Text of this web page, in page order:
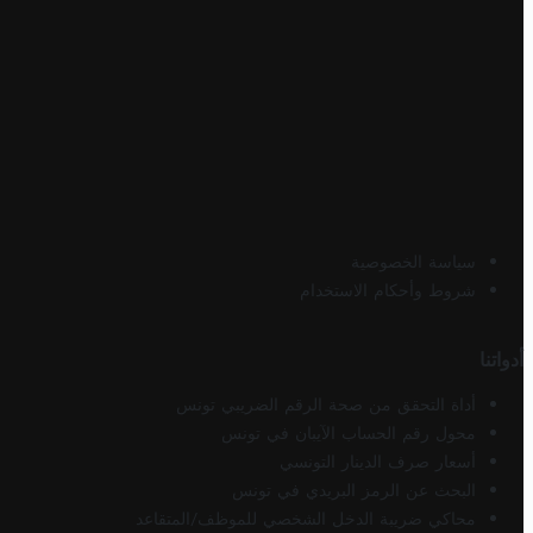
سياسة الخصوصية
شروط وأحكام الاستخدام
أدواتنا
أداة التحقق من صحة الرقم الضريبي تونس
محول رقم الحساب الآيبان في تونس
أسعار صرف الدينار التونسي
البحث عن الرمز البريدي في تونس
محاكي ضريبة الدخل الشخصي للموظف/المتقاعد